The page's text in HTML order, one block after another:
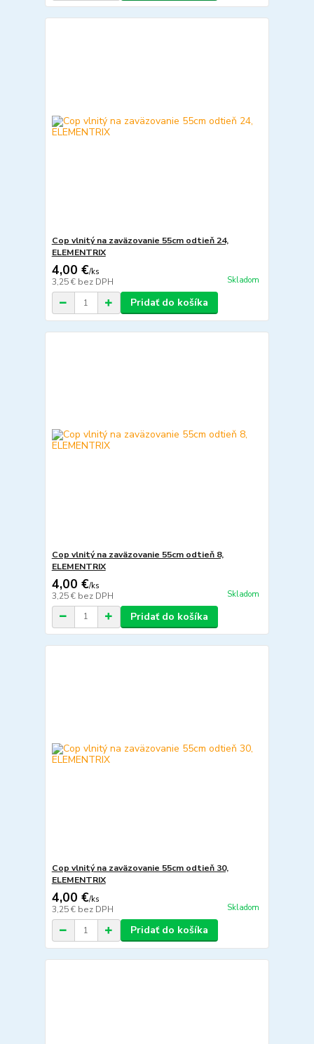
Cop vlnitý na zaväzovanie 55cm odtieň 24,
ELEMENTRIX
4,00 €/ks
3,25 € bez DPH Skladom
Pridať do košíka
Cop vlnitý na zaväzovanie 55cm odtieň 8,
ELEMENTRIX
4,00 €/ks
3,25 € bez DPH Skladom
Pridať do košíka
Cop vlnitý na zaväzovanie 55cm odtieň 30,
ELEMENTRIX
4,00 €/ks
3,25 € bez DPH Skladom
Pridať do košíka